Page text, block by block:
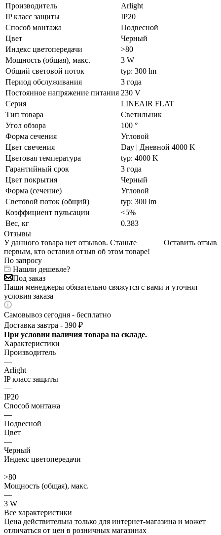
Производитель
Arlight
IP класс защиты
IP20
Способ монтажа
Подвесной
Цвет
Черный
Индекс цветопередачи
>80
Мощность (общая), макс.
3 W
Общий световой поток
typ: 300 lm
Период обслуживания
3 года
Постоянное напряжение питания 230 V
Серия
LINEAIR FLAT
Тип товара
Светильник
Угол обзора
100 °
Форма сечения
Угловой
Цвет свечения
Day | Дневной 4000 K
Цветовая температура
typ: 4000 K
Гарантийный срок
3 года
Цвет покрытия
Черный
Форма (сечение)
Угловой
Световой поток (общий)
typ: 300 lm
Коэффициент пульсации
<5%
Вес, кг
0.383
Отзывы
Оставить отзыв
У данного товара нет отзывов. Станьте
первым, кто оставил отзыв об этом товаре!
По запросу
Нашли дешевле?
Под заказ
Наши менеджеры обязательно свяжутся с вами и уточнят
условия заказа
Самовывоз сегодня - бесплатно
Доставка завтра - 390 ₽
При условии наличия товара на складе.
Характеристики
Производитель
—
Arlight
IP класс защиты
—
IP20
Способ монтажа
—
Подвесной
Цвет
—
Черный
Индекс цветопередачи
—
>80
Мощность (общая), макс.
—
3 W
Все характеристики
Цена действительна только для интернет-магазина и может
отличаться от цен в розничных магазинах